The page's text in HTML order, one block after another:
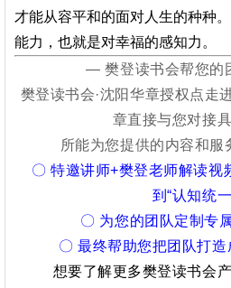
才能从容平和的面对人生的种种。
能力，也就是对幸福的感知力。
— 樊登读书会帮您的
樊登读书会·沈阳华章授权点走
章直接与您对接
所能为您提供的内容和服
〇 特邀讲师+樊登老师解读视
到“认知统一
〇 为您的团队定制专
〇 最终帮助您把团队打造
想要了解更多樊登读书会